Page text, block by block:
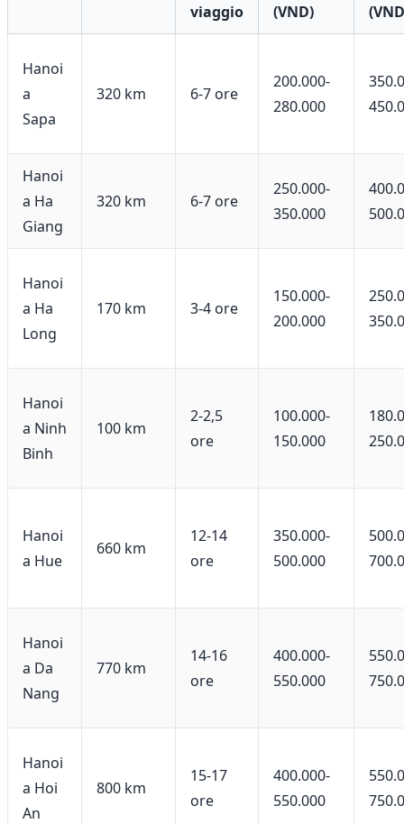
viaggio
(VND)
Hanoi
a
Sapa
320 km 6-7 ore
200.000-
280.000
Hanoi
a Ha
Giang
320 km 6-7 ore
250.000-
350.000
Hanoi
a Ha
Long
170 km 3-4 ore
150.000-
200.000
Hanoi
a Ninh
Binh
100 km
2-2,5
ore
100.000-
150.000
Hanoi
a Hue
660 km
12-14
ore
350.000-
500.000
Hanoi
a Da
Nang
770 km
14-16
ore
400.000-
550.000
Hanoi
a Hoi
An
800 km
15-17
ore
400.000-
550.000